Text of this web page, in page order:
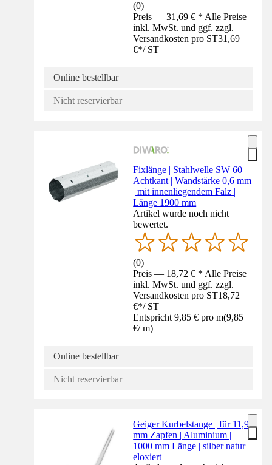
(0)
Preis — 31,69 € * Alle Preise
inkl. MwSt. und ggf. zzgl.
Versandkosten pro ST31,69
€*/ ST
Online bestellbar
Nicht reservierbar
Fixlänge | Stahlwelle SW 60
Achtkant | Wandstärke 0,6 mm
| mit innenliegendem Falz |
Länge 1900 mm
Artikel wurde noch nicht
bewertet.
(0)
Preis — 18,72 € * Alle Preise
inkl. MwSt. und ggf. zzgl.
Versandkosten pro ST18,72
€*/ ST
Entspricht 9,85 € pro m(9,85
€/ m)
Online bestellbar
Nicht reservierbar
Geiger Kurbelstange | für 11,9
mm Zapfen | Aluminium |
1000 mm Länge | silber natur
eloxiert